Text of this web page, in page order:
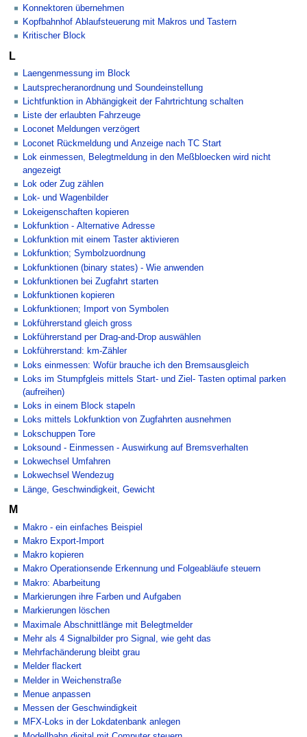
Konnektoren übernehmen
Kopfbahnhof Ablaufsteuerung mit Makros und Tastern
Kritischer Block
L
Laengenmessung im Block
Lautsprecheranordnung und Soundeinstellung
Lichtfunktion in Abhängigkeit der Fahrtrichtung schalten
Liste der erlaubten Fahrzeuge
Loconet Meldungen verzögert
Loconet Rückmeldung und Anzeige nach TC Start
Lok einmessen, Belegtmeldung in den Meßbloecken wird nicht
angezeigt
Lok oder Zug zählen
Lok- und Wagenbilder
Lokeigenschaften kopieren
Lokfunktion - Alternative Adresse
Lokfunktion mit einem Taster aktivieren
Lokfunktion; Symbolzuordnung
Lokfunktionen (binary states) - Wie anwenden
Lokfunktionen bei Zugfahrt starten
Lokfunktionen kopieren
Lokfunktionen; Import von Symbolen
Lokführerstand gleich gross
Lokführerstand per Drag-and-Drop auswählen
Lokführerstand: km-Zähler
Loks einmessen: Wofür brauche ich den Bremsausgleich
Loks im Stumpfgleis mittels Start- und Ziel- Tasten optimal parken
(aufreihen)
Loks in einem Block stapeln
Loks mittels Lokfunktion von Zugfahrten ausnehmen
Lokschuppen Tore
Loksound - Einmessen - Auswirkung auf Bremsverhalten
Lokwechsel Umfahren
Lokwechsel Wendezug
Länge, Geschwindigkeit, Gewicht
M
Makro - ein einfaches Beispiel
Makro Export-Import
Makro kopieren
Makro Operationsende Erkennung und Folgeabläufe steuern
Makro: Abarbeitung
Markierungen ihre Farben und Aufgaben
Markierungen löschen
Maximale Abschnittlänge mit Belegtmelder
Mehr als 4 Signalbilder pro Signal, wie geht das
Mehrfachänderung bleibt grau
Melder flackert
Melder in Weichenstraße
Menue anpassen
Messen der Geschwindigkeit
MFX-Loks in der Lokdatenbank anlegen